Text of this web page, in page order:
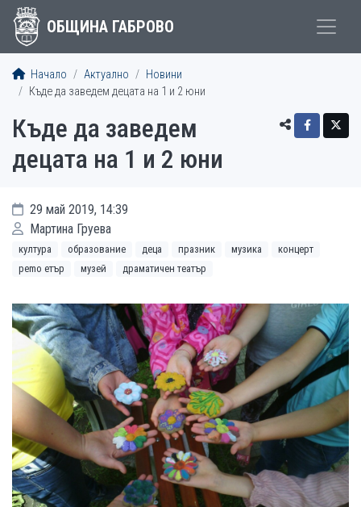
ОБЩИНА ГАБРОВО
Начало Актуално
Новини
Къде да заведем децата на 1 и 2 юни
Къде да заведем
децата на 1 и 2 юни
29 май 2019, 14:39
Мартина Груева
култура образование деца празник музика
концерт
рemo етър
музей драматичен театър